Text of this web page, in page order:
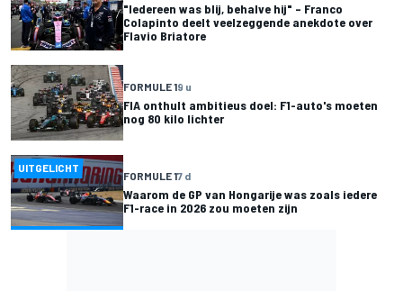
"Iedereen was blij, behalve hij" – Franco
Colapinto deelt veelzeggende anekdote over
Flavio Briatore
FORMULE 19 u
FIA onthult ambitieus doel: F1-auto's moeten
nog 80 kilo lichter
UITGELICHT
FORMULE 17 d
Waarom de GP van Hongarije was zoals iedere
F1-race in 2026 zou moeten zijn